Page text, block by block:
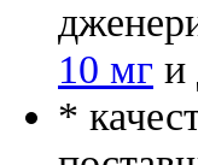
10 мг и
*